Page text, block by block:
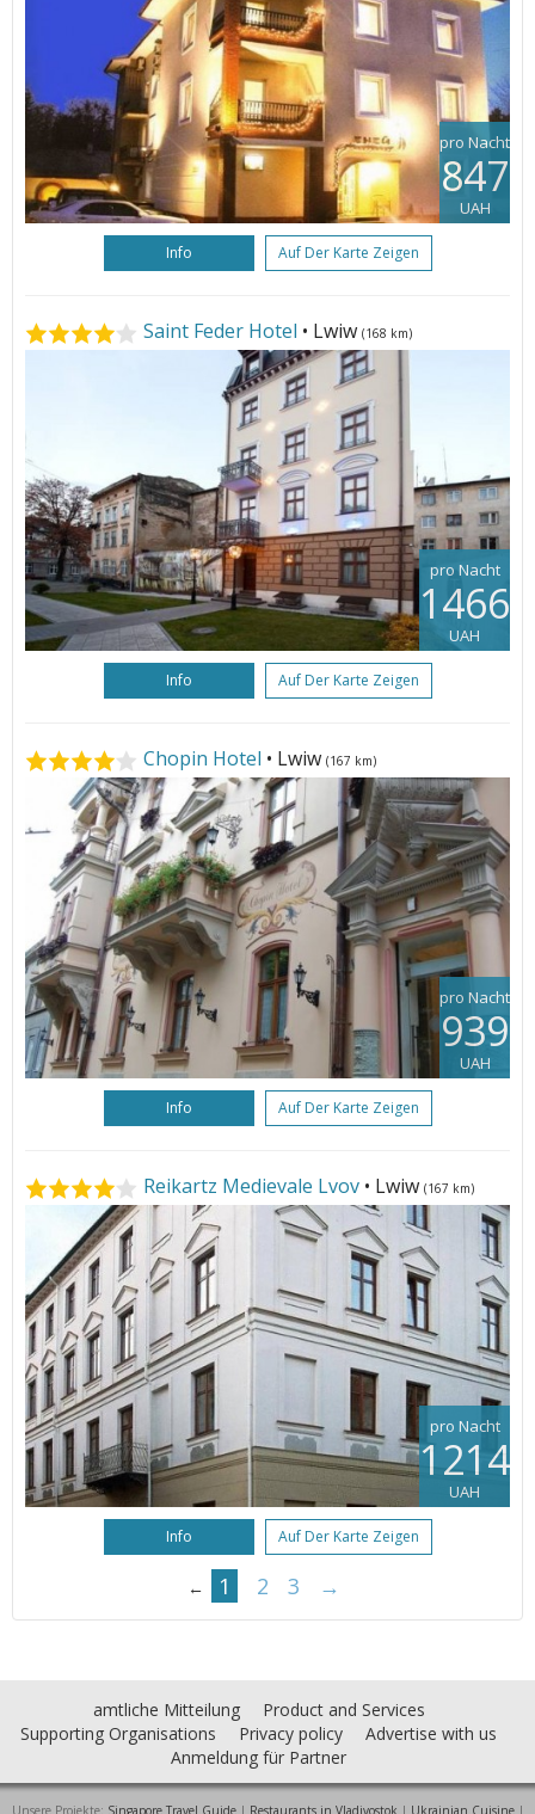
pro Nacht
847
UAH
Info Auf Der Karte Zeigen
Saint Feder Hotel • Lwiw (168 km)
pro Nacht
1466
UAH
Info Auf Der Karte Zeigen
Chopin Hotel • Lwiw (167 km)
pro Nacht
939
UAH
Info Auf Der Karte Zeigen
Reikartz Medievale Lvov • Lwiw (167 km)
pro Nacht
1214
UAH
Info Auf Der Karte Zeigen
← 1 2 3 →
amtliche Mitteilung
Product and Services
Supporting Organisations
Privacy policy
Advertise with us
Anmeldung für Partner
Unsere Projekte: Singapore Travel Guide| Restaurants in Vladivostok | Ukrainian Cuisine|